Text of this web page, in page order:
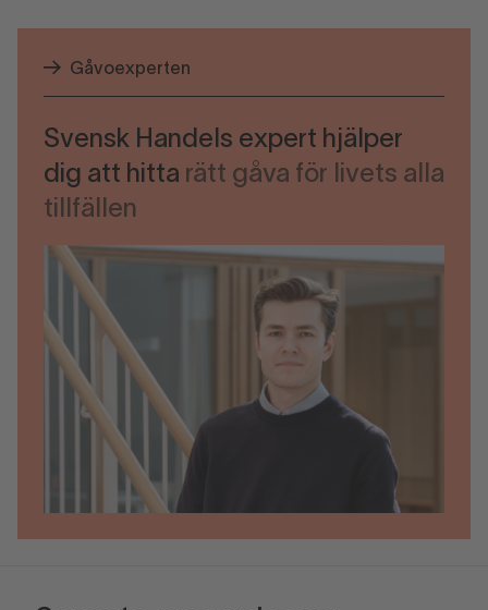
Gåvoexperten
Svensk Handels expert hjälper
dig att hitta rätt gåva för livets alla
tillfällen